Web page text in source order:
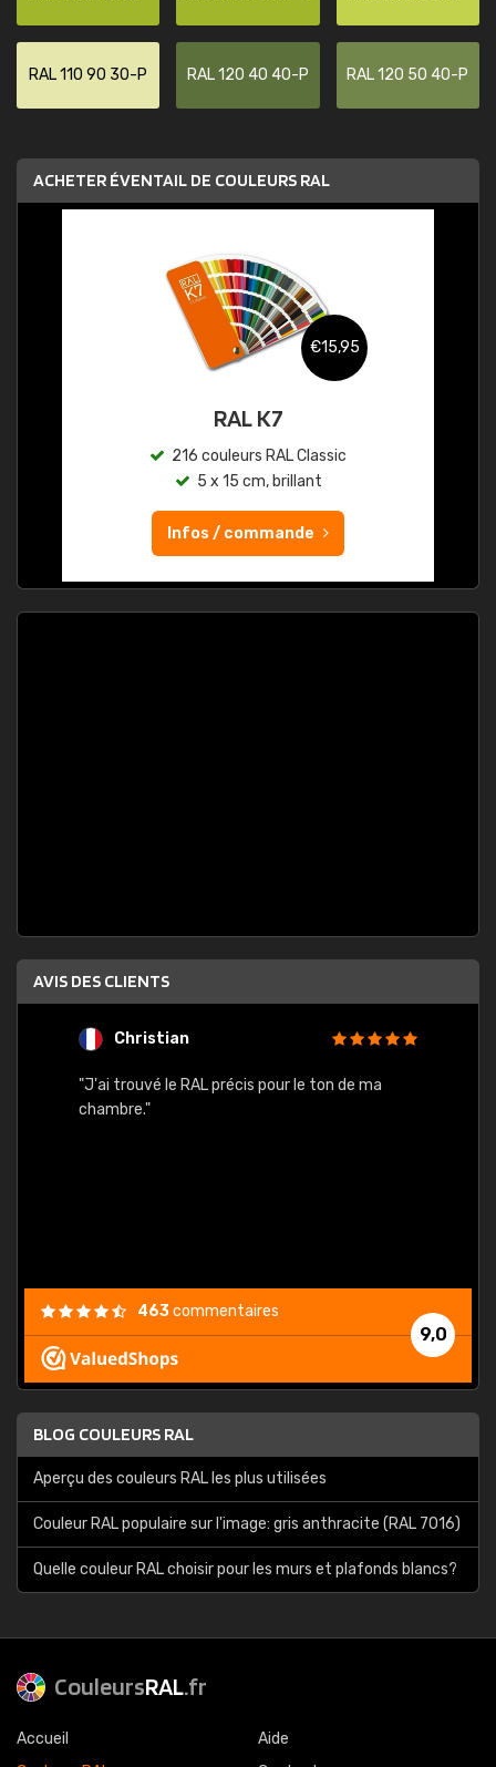
RAL 110 90 30-P RAL 120 40 40-P RAL 120 50 40-P
ACHETER ÉVENTAIL DE COULEURS RAL
€15,95
RAL K7
216 couleurs RAL Classic
5 x 15 cm, brillant
Infos / commande
AVIS DES CLIENTS
Christian
"J'ai trouvé le RAL précis pour le ton de ma
chambre."
9,0
463commentaires
BLOG COULEURS RAL
Aperçu des couleurs RAL les plus utilisées
Couleur RAL populaire sur l'image: gris anthracite (RAL 7016)
Quelle couleur RAL choisir pour les murs et plafonds blancs?
CouleursRAL.fr
Accueil
Aide